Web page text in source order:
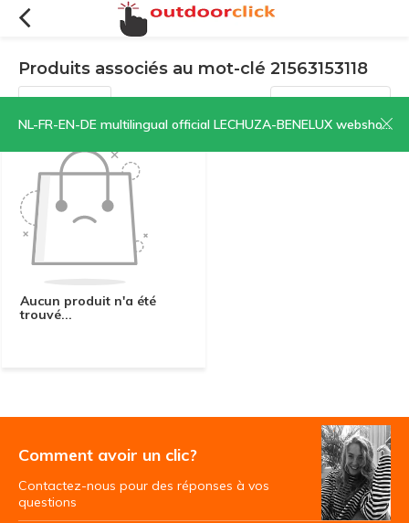
NL-FR-EN-DE multilingual official LECHUZA-BENELUX webshop | CLICK HERE NOW!
Produits associés au mot-clé 21563153118
Filtres Trier par:
Aucun produit n'a été
trouvé...
Comment avoir un clic?
Contactez-nous pour des réponses à vos
questions